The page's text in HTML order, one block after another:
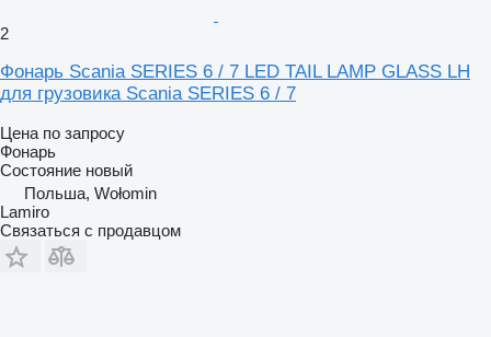
2
Фонарь Scania SERIES 6 / 7 LED TAIL LAMP GLASS LH
для грузовика Scania SERIES 6 / 7
Цена по запросу
Фонарь
Состояние новый
Польша, Wołomin
Lamiro
Связаться с продавцом